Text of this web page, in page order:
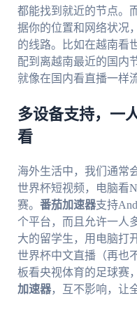
都能找到就近的节点。
据你的位置和网络状况
的线路。比如在越南看
配到离越南最近的国内
就像在国内看直播一样
多设备支持，一
看
海外生活中，我们通
世界杯短视频，电脑看
赛。 番茄加速器支持
个平台，而且允许一人
大的留学生，用电脑打
世界杯中文直播（再也
板看央视体育的足球赛
加速器，互不影响，让